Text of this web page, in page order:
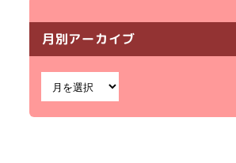
月別アーカイブ